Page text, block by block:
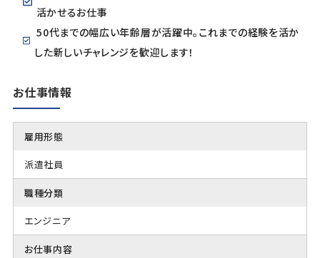
活かせるお仕事
50代までの幅広い年齢層が活躍中。これまでの経験を活か
した新しいチャレンジを歓迎します！
お仕事情報
雇用形態
派遣社員
職種分類
エンジニア
お仕事内容